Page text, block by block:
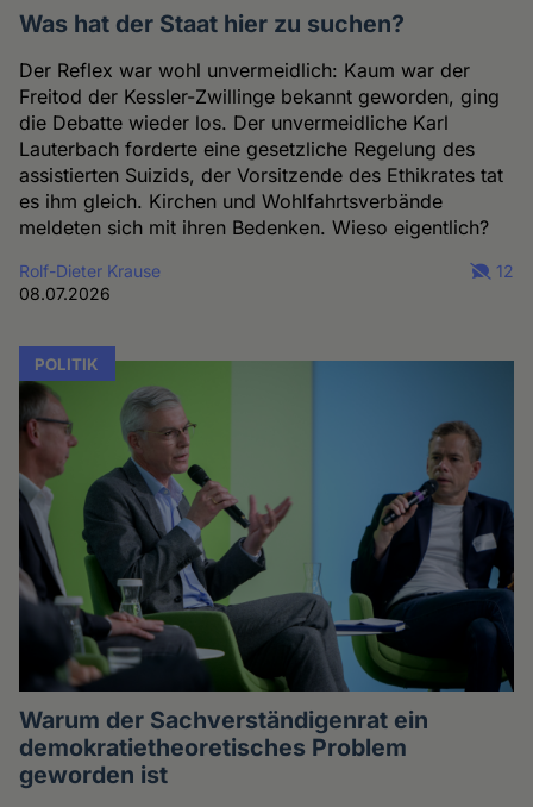
Was hat der Staat hier zu suchen?
Der Reflex war wohl unvermeidlich: Kaum war der
Freitod der Kessler-Zwillinge bekannt geworden, ging
die Debatte wieder los. Der unvermeidliche Karl
Lauterbach forderte eine gesetzliche Regelung des
assistierten Suizids, der Vorsitzende des Ethikrates tat
es ihm gleich. Kirchen und Wohlfahrtsverbände
meldeten sich mit ihren Bedenken. Wieso eigentlich?
Rolf-Dieter Krause
08.07.2026
12
POLITIK
Warum der Sachverständigenrat ein
demokratietheoretisches Problem
geworden ist